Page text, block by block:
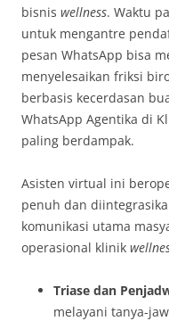
bisnis wellness. Waktu
untuk mengantre
pesan WhatsApp bisa
menyelesaikan friksi
berbasis kecerdasan
WhatsApp Agentika di
paling berdampak.
Asisten virtual ini
penuh dan
komunikasi utama
operasional klinik
Triase dan
melayani tanya-